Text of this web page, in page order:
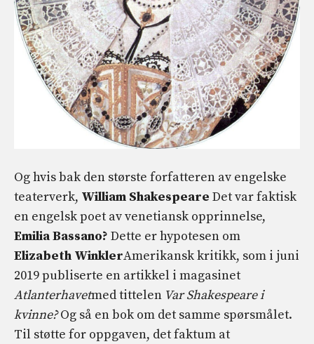
Og hvis bak den største forfatteren av engelske
teaterverk, William Shakespeare Det var faktisk
en engelsk poet av venetiansk opprinnelse,
Emilia Bassano? Dette er hypotesen om
Elizabeth WinklerAmerikansk kritikk, som i juni
2019 publiserte en artikkel i magasinet
Atlanterhavetmed tittelen Var Shakespeare i
kvinne?Og så en bok om det samme spørsmålet.
Til støtte for oppgaven, det faktum at